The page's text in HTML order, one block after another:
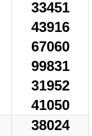
33451
43916
67060
99831
31952
41050
38024